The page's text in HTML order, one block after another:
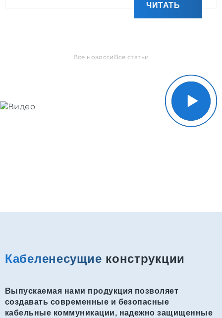
ЧИТАТЬ
Все новости Все статьи
Кабеленесущие конструкции
Выпускаемая нами продукция позволяет
создавать современные и безопасные
кабельные коммуникации, надежно защищенные